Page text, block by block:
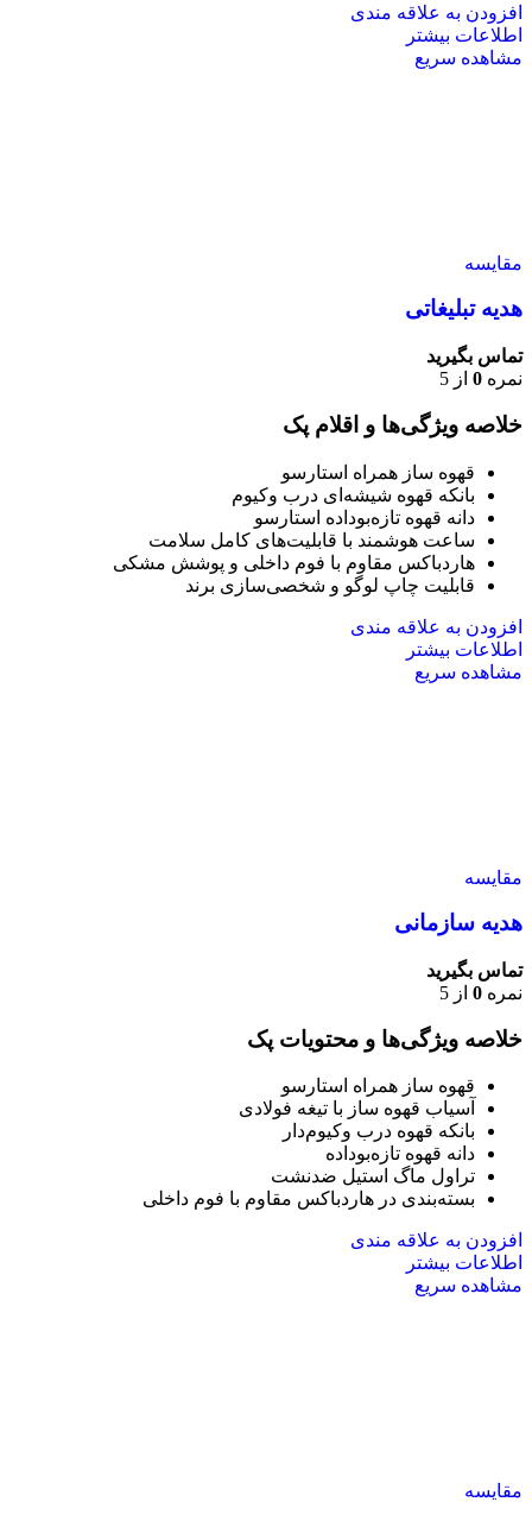
افزودن به علاقه مندی
اطلاعات بیشتر
مشاهده سریع
مقایسه
هدیه تبلیغاتی
تماس بگیرید
نمره 0 از 5
خلاصه ویژگی‌ها و اقلام پک
قهوه ساز همراه استارسو
بانکه قهوه شیشه‌ای درب وکیوم
دانه قهوه تازه‌بوداده استارسو
ساعت هوشمند با قابلیت‌های کامل سلامت
هاردباکس مقاوم با فوم داخلی و پوشش مشکی
قابلیت چاپ لوگو و شخصی‌سازی برند
افزودن به علاقه مندی
اطلاعات بیشتر
مشاهده سریع
مقایسه
هدیه سازمانی
تماس بگیرید
نمره 0 از 5
خلاصه ویژگی‌ها و محتویات پک
قهوه ساز همراه استارسو
آسیاب قهوه ساز با تیغه فولادی
بانکه قهوه درب وکیوم‌دار
دانه قهوه تازه‌بوداده
تراول ماگ استیل ضدنشت
بسته‌بندی در هاردباکس مقاوم با فوم داخلی
افزودن به علاقه مندی
اطلاعات بیشتر
مشاهده سریع
مقایسه